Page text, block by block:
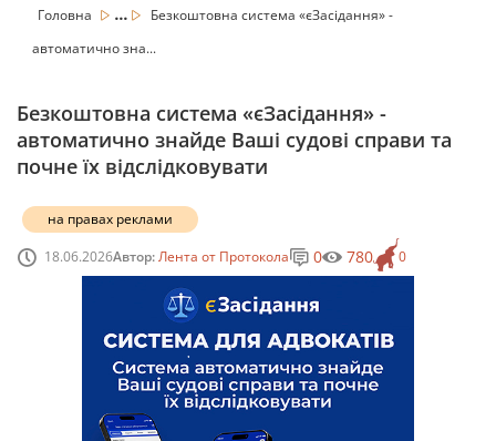
Головна ...
Безкоштовна система «єЗасідання» -
автоматично зна...
Безкоштовна система «єЗасідання» -
автоматично знайде Ваші судові справи та
почне їх відслідковувати
на правах реклами
18.06.2026Автор:Лента от Протокола 0
0 780